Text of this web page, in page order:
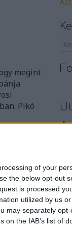
of your
the below opt-out
is processed
utilized by us
may separately
the IAB’s list of
megint
Pikó
hozzá!
andrás
botond
A